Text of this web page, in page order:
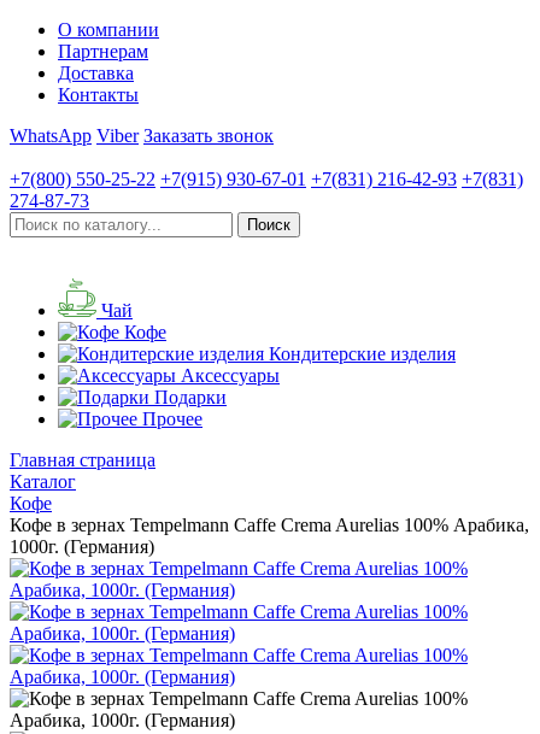
О компании
Партнерам
Доставка
Контакты
WhatsApp Viber Заказать звонок
+7(800) 550-25-22 +7(915) 930-67-01 +7(831) 216-42-93 +7(831)
274-87-73
Чай
Кофе
Кондитерские изделия
Аксессуары
Подарки
Прочее
Главная страница
Каталог
Кофе
Кофе в зернах Tempelmann Caffe Crema Aurelias 100% Арабика,
1000г. (Германия)